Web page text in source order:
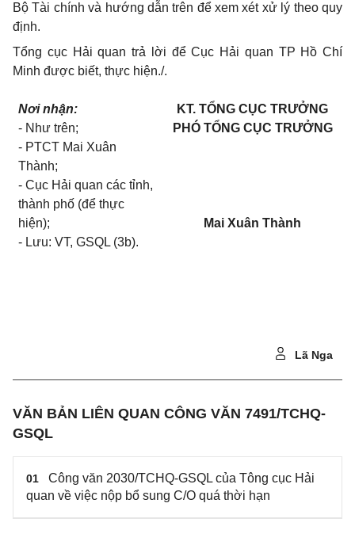
Bộ Tài chính và hướng dẫn trên để xem xét xử lý theo quy
định.
Tổng cục Hải quan trả lời để Cục Hải quan TP Hồ Chí
Minh được biết, thực hiện./.
Nơi nhận:
- Như trên;
- PTCT Mai Xuân
Thành;
- Cục Hải quan các tỉnh,
thành phố (để thực
hiện);
- Lưu: VT, GSQL (3b).
KT. TỔNG CỤC TRƯỞNG
PHÓ TỔNG CỤC TRƯỞNG
Mai Xuân Thành
Lã Nga
VĂN BẢN LIÊN QUAN CÔNG VĂN 7491/TCHQ-
GSQL
01
Công văn 2030/TCHQ-GSQL của Tông cục Hải
quan về việc nộp bổ sung C/O quá thời hạn